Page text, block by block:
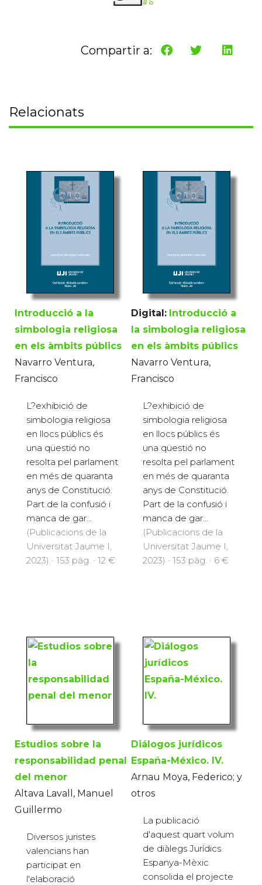
Compartir a:
Relacionats
Introducció a la
simbologia religiosa
en els àmbits públics
Navarro Ventura,
Francisco
L?exhibició de
simbologia religiosa
en llocs públics és
una qüestió no
resolta pel parlament
en més de quaranta
anys de Constitució.
Part de la confusió i
manca de gar...
(Publicacions de la
Universitat Jaume I,
2023) · 153 pàg. · 12 €
Digital: Introducció a
la simbologia religiosa
en els àmbits públics
Navarro Ventura,
Francisco
L?exhibició de
simbologia religiosa
en llocs públics és
una qüestió no
resolta pel parlament
en més de quaranta
anys de Constitució.
Part de la confusió i
manca de gar...
(Publicacions de la
Universitat Jaume I,
2023) · 153 pàg. · 6 €
Estudios sobre la
responsabilidad penal
del menor
Altava Lavall, Manuel
Guillermo
Diversos juristes
valencians han
participat en
l'elaboració
Diálogos jurídicos
España-México. IV.
Arnau Moya, Federico; y
otros
La publicació
d'aquest quart volum
de diàlegs Jurídics
Espanya-Mèxic
consolida el projecte